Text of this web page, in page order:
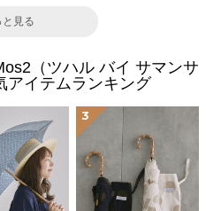
と見る
（ツハル バイ サマンサ
アイテムランキング
3